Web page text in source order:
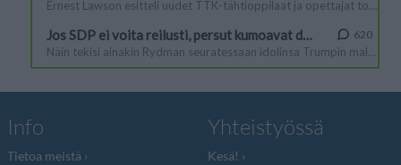
Info
Tietoa meistä
Yhteistyössä
Kesä!